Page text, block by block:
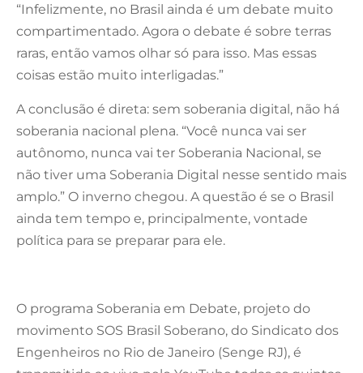
“Infelizmente, no Brasil ainda é um debate muito
compartimentado. Agora o debate é sobre terras
raras, então vamos olhar só para isso. Mas essas
coisas estão muito interligadas.”
A conclusão é direta: sem soberania digital, não há
soberania nacional plena. “Você nunca vai ser
autônomo, nunca vai ter Soberania Nacional, se
não tiver uma Soberania Digital nesse sentido mais
amplo.” O inverno chegou. A questão é se o Brasil
ainda tem tempo e, principalmente, vontade
política para se preparar para ele.
O programa Soberania em Debate, projeto do
movimento SOS Brasil Soberano, do Sindicato dos
Engenheiros no Rio de Janeiro (Senge RJ), é